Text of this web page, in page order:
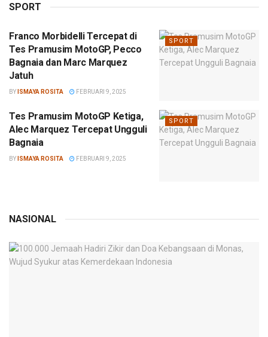
SPORT
SPORT
Franco Morbidelli Tercepat di
Tes Pramusim MotoGP, Pecco
Bagnaia dan Marc Marquez
Jatuh
BY ISMAYA ROSITA FEBRUARI 9, 2025
SPORT
Tes Pramusim MotoGP Ketiga,
Alec Marquez Tercepat Ungguli
Bagnaia
BY ISMAYA ROSITA FEBRUARI 9, 2025
NASIONAL